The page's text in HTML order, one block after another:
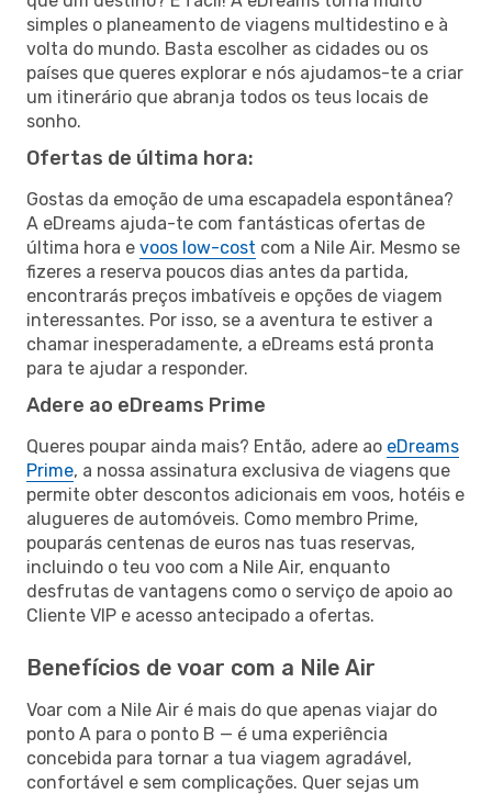
simples o planeamento de viagens multidestino e à
volta do mundo. Basta escolher as cidades ou os
países que queres explorar e nós ajudamos-te a criar
um itinerário que abranja todos os teus locais de
sonho.
Ofertas de última hora:
Gostas da emoção de uma escapadela espontânea?
A eDreams ajuda-te com fantásticas ofertas de
última hora e voos low-cost com a Nile Air. Mesmo se
fizeres a reserva poucos dias antes da partida,
encontrarás preços imbatíveis e opções de viagem
interessantes. Por isso, se a aventura te estiver a
chamar inesperadamente, a eDreams está pronta
para te ajudar a responder.
Adere ao eDreams Prime
Queres poupar ainda mais? Então, adere ao eDreams
Prime, a nossa assinatura exclusiva de viagens que
permite obter descontos adicionais em voos, hotéis e
alugueres de automóveis. Como membro Prime,
pouparás centenas de euros nas tuas reservas,
incluindo o teu voo com a Nile Air, enquanto
desfrutas de vantagens como o serviço de apoio ao
Cliente VIP e acesso antecipado a ofertas.
Benefícios de voar com a Nile Air
Voar com a Nile Air é mais do que apenas viajar do
ponto A para o ponto B — é uma experiência
concebida para tornar a tua viagem agradável,
confortável e sem complicações. Quer sejas um